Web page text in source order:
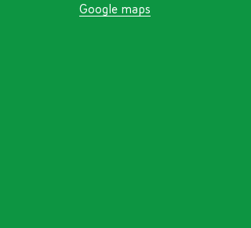
Google maps